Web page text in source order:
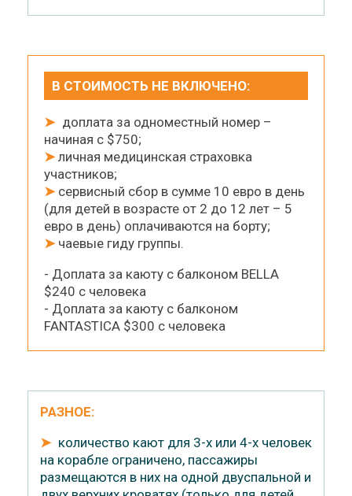
В СТОИМОСТЬ НЕ ВКЛЮЧЕНО:
➤доплата за одноместный номер –
начиная с $750;
➤личная медицинская страховка
участников;
➤сервисный сбор в сумме 10 евро в день
(для детей в возрасте от 2 до 12 лет – 5
евро в день) оплачиваются на борту;
➤чаевые гиду группы.
- Доплата за каюту с балконом BELLA
$240 с человека
- Доплата за каюту с балконом
FANTASTICA $300 с человека
РАЗНОЕ:
➤количество кают для 3-х или 4-х человек
на корабле ограничено, пассажиры
размещаются в них на одной двуспальной и